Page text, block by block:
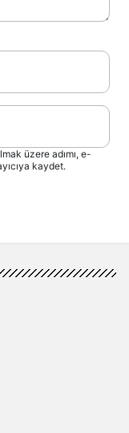
üzere adımı, e-
kaydet.